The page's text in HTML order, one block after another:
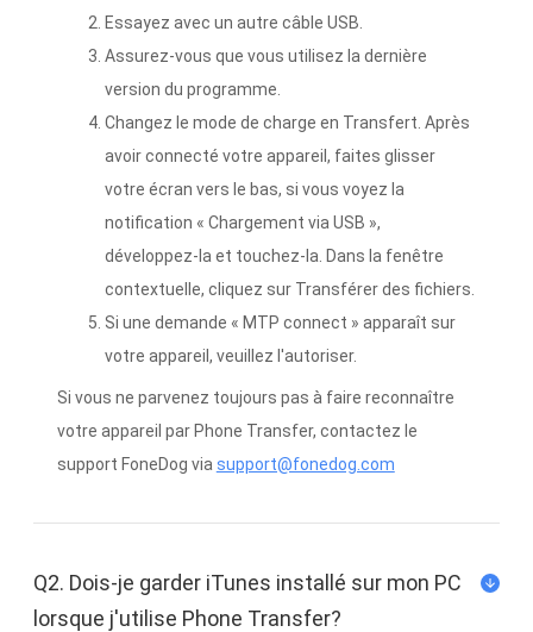
Essayez avec un autre câble USB.
Assurez-vous que vous utilisez la dernière
version du programme.
Changez le mode de charge en Transfert. Après
avoir connecté votre appareil, faites glisser
votre écran vers le bas, si vous voyez la
notification « Chargement via USB »,
développez-la et touchez-la. Dans la fenêtre
contextuelle, cliquez sur Transférer des fichiers.
Si une demande « MTP connect » apparaît sur
votre appareil, veuillez l'autoriser.
Si vous ne parvenez toujours pas à faire reconnaître
votre appareil par Phone Transfer, contactez le
support FoneDog via support@fonedog.com
Q2. Dois-je garder iTunes installé sur mon PC
lorsque j'utilise Phone Transfer?